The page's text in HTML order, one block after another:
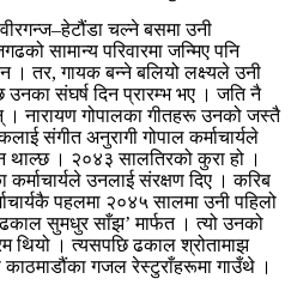
चल्ने बसमा उनी
सामान्य परिवारमा जन्मिए पनि
। तर, गायक बन्ने बलियो लक्ष्यले उनी
संघर्ष दिन प्रारम्भ भए । जति नै
नारायण गोपालका गीतहरू उनको जस्तै
संगीत अनुरागी गोपाल कर्माचार्यले
। २०४३ सालतिरको कुरा हो ।
उनलाई संरक्षण दिए । करिब
पहलमा २०४५ सालमा उनी पहिलो
सुमधुर साँझ’ मार्फत । त्यो उनको
थियो । त्यसपछि ढकाल श्रोतामाझ
गजल रेस्टुराँहरूमा गाउँथे ।